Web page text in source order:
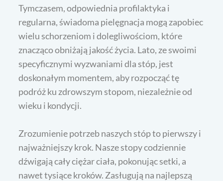
Tymczasem, odpowiednia profilaktyka i
regularna, świadoma pielęgnacja mogą zapobiec
wielu schorzeniom i dolegliwościom, które
znacząco obniżają jakość życia. Lato, ze swoimi
specyficznymi wyzwaniami dla stóp, jest
doskonałym momentem, aby rozpocząć tę
podróż ku zdrowszym stopom, niezależnie od
wieku i kondycji.
Zrozumienie potrzeb naszych stóp to pierwszy i
najważniejszy krok. Nasze stopy codziennie
dźwigają cały ciężar ciała, pokonując setki, a
nawet tysiące kroków. Zasługują na najlepszą